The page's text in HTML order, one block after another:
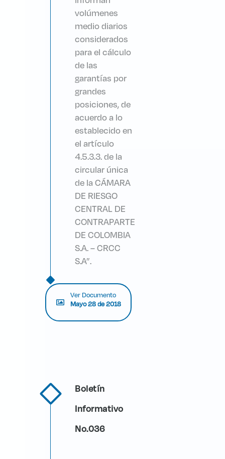
volúmenes
medio diarios
considerados
para el cálculo
de las
garantías por
grandes
posiciones, de
acuerdo a lo
establecido en
el artículo
4.5.3.3. de la
circular única
de la CÁMARA
DE RIESGO
CENTRAL DE
CONTRAPARTE
DE COLOMBIA
S.A. – CRCC
S.A”.
Ver Documento
Mayo 28 de 2018
Boletín
Informativo
No.036